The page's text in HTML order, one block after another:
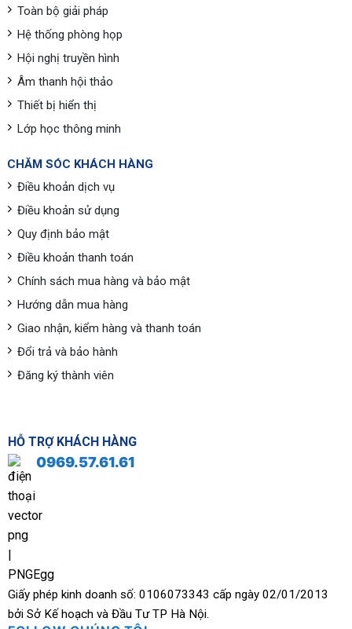
Toàn bộ giải pháp
Hệ thống phòng họp
Hội nghị truyền hình
Âm thanh hội thảo
Thiết bị hiển thị
Lớp học thông minh
CHĂM SÓC KHÁCH HÀNG
Điều khoản dịch vụ
Điều khoản sử dụng
Quy định bảo mật
Điều khoản thanh toán
Chính sách mua hàng và bảo mật
Hướng dẫn mua hàng
Giao nhận, kiểm hàng và thanh toán
Đổi trả và bảo hành
Đăng ký thành viên
HỖ TRỢ KHÁCH HÀNG
0969.57.61.61
Giấy phép kinh doanh số: 0106073343 cấp ngày 02/01/2013
bởi Sở Kế hoạch và Đầu Tư TP Hà Nội.